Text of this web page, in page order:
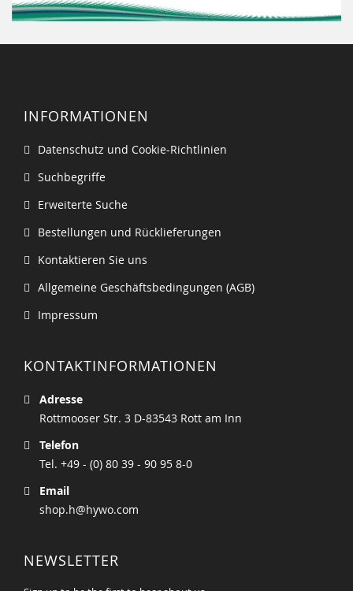
INFORMATIONEN
Datenschutz und Cookie-Richtlinien
Suchbegriffe
Erweiterte Suche
Bestellungen und Rücklieferungen
Kontaktieren Sie uns
Allgemeine Geschäftsbedingungen (AGB)
Impressum
KONTAKTINFORMATIONEN
Adresse
Rottmooser Str. 3 D-83543 Rott am Inn
Telefon
Tel. +49 - (0) 80 39 - 90 95 8-0
Email
shop.h@hywo.com
NEWSLETTER